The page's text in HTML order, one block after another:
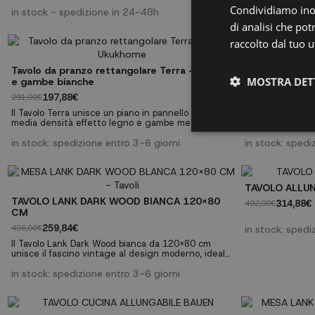
Perfetto per riunioni di famiglia o come tavolo da
lavoro multifunzionale. ✓ Capacità per 8
Piano da 30mm di spessore ✓ Finitura rovere
in stock - spedizione in 24-48h
Tavolo da pranzo rettangolare Terra – legno
e gambe bianche
291,00€197,88€
Il Tavolo Terra unisce un piano in pannello di fibra a
media densità effetto legno e gambe metalliche
bianche per un design rettangolare moderno e
robusto. Caratteristiche generali Tipo: tavolo da
pranzo rettangolare. Materiali: pannello di fibra a
bianche. Capacità: 4–6 persone. Montaggio: fornito
in stock: spedizione entro 3-6 giorni
Tavolo da
e gambe nere
nere per un
robusto.
pranzo
nere. Capacità:
smontato con...
in stock:
TAVOLO LANK DARK WOOD BIANCA 120x80
CM
406,00€259,84€
Il Tavolo Lank Dark Wood bianca da 120x80 cm
unisce il fascino vintage al design moderno, ideale
abitazioni. Abbinalo alle sedie della nostra gamma
Lank, un'icona del design moderno. Caratteristiche
bianco e piano quadrato in legno di faggio scuro.
Misure: Larghezza...
in stock: spedizione entro 3-6 giorni
TAVOLO
492,00€314,88€
in stock:
Condividiamo
di analisi che
raccolto dal tuo
MOSTRA